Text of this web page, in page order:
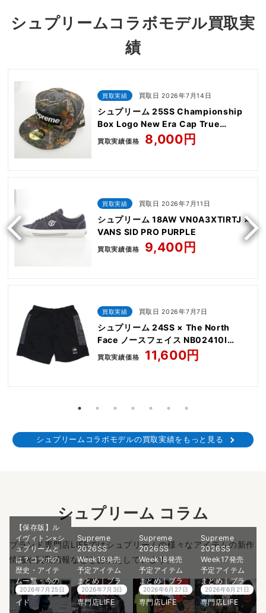
シュプリームコラボモデル買取実
績
買取実績 買取日 2026年7月14日
シュプリーム 25SS Championship
Box Logo New Era Cap True
Timber Kanati camo
買取実績価格 8,000円
買取実績 買取日 2026年7月11日
シュプリーム 18AW VN0A3XTIRTJ ×
VANS SID PRO PURPLE
買取実績価格 9,400円
買取実績 買取日 2026年7月7日
シュプリーム 24SS × The North
Face ノースフェイス NB02410I
Nylon Short
買取実績価格 11,600円
シュプリームコラボモデルの買取実績をもっと見る
シュプリーム コラム
ブランド専門店LIFEではシュプリームの様々なアイテムの新作
情報や買取情報などをお伝えしています。
【保存版】ル
イヴィトン×シ
ュプリームと
は？コラボの
歴史・アイテ
ム一覧・今の
価値を徹底ガ
イド
2026年7月25日
Supreme
2026SS
Week19発売
予定アイテム
まとめ｜ブラ
ンド古着買取
専門店LIFE
2026年7月3日
Supreme
2026SS
Week18発売
予定アイテム
まとめ｜ブラ
ンド古着買取
専門店LIFE
2026年6月27日
Supreme
2026SS
Week17発売
予定アイテム
まとめ｜ブラ
ンド古着買取
専門店LIFE
2026年6月21日